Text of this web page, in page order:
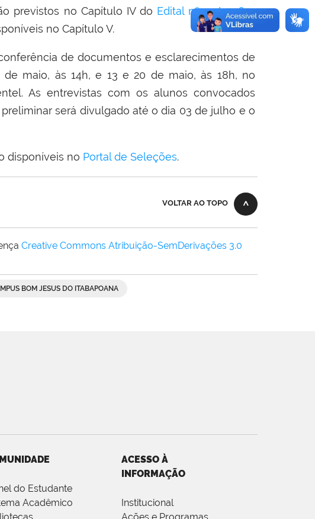
previstos no Capítulo IV do Edital nº 15/2026e
no Capítulo V.
de documentos e esclarecimentos de
de maio, às 14h, e 13 e 20 de maio, às 18h, no
As entrevistas com os alunos convocados
será divulgado até o dia 03 de julho e o
disponíveis no Portal de Seleções.
VOLTAR AO TOPO
Creative Commons Atribuição-SemDerivações 3.0
BOM JESUS DO ITABAPOANA
do Estudante
Acadêmico
ACESSO À
INFORMAÇÃO
Institucional